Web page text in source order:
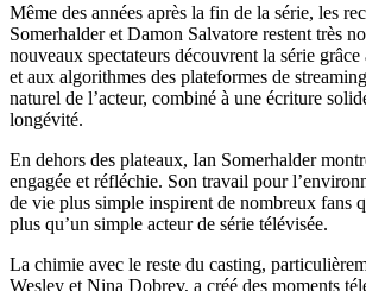
Même des années après la fin de la série, les
Somerhalder et Damon Salvatore restent très
nouveaux spectateurs découvrent la série
et aux algorithmes des plateformes de
naturel de l’acteur, combiné à une écriture
longévité.
En dehors des plateaux, Ian Somerhalder
engagée et réfléchie. Son travail pour
de vie plus simple inspirent de nombreux fans
plus qu’un simple acteur de série télévisée.
La chimie avec le reste du casting,
Wesley et Nina Dobrev, a créé des moments